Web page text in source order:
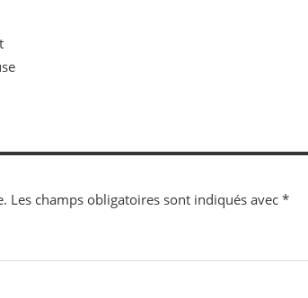
Les champs obligatoires sont indiqués avec *